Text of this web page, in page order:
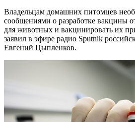
Владельцам домашних питомцев
сообщениями о разработке вакцины
для животных и вакцинировать их
заявил в эфире радио Sputnik
Евгений Цыпленков.